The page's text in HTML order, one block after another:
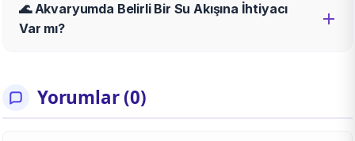
🌊 Akvaryumda Belirli Bir Su Akışına İhtiyacı
Var mı?
Yorumlar (0)